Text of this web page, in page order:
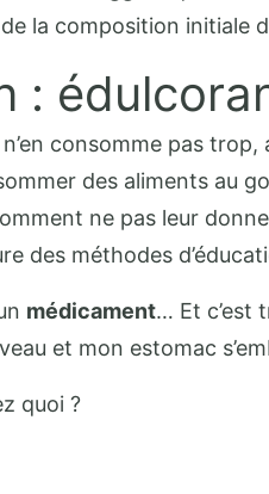
de la composition
:
consomme pas
des aliments au
ne pas leur
des méthodes
médicament… Et c’est
et mon estomac
quoi ?